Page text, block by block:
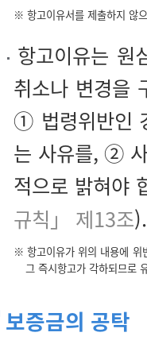
※ 항고이유서를 제출하지 않
항고이유는 원
취소나 변경을
① 법령위반인
는 사유를, ②
적으로 밝혀야
규칙」 제13조).
※ 항고이유가 위의 내용에 위
그 즉시항고가 각하되므로
보증금의 공탁